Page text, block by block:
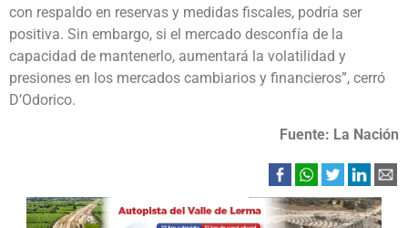
con respaldo en reservas y medidas fiscales, podría ser
positiva. Sin embargo, si el mercado desconfía de la
capacidad de mantenerlo, aumentará la volatilidad y
presiones en los mercados cambiarios y financieros”, cerró
D’Odorico.
Fuente: La Nación